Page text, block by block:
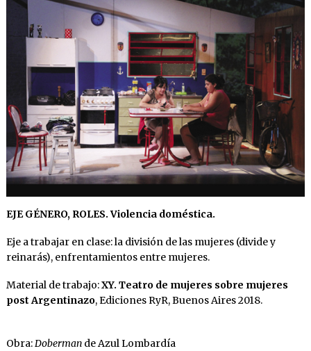
EJE GÉNERO, ROLES. Violencia doméstica.
Eje a trabajar en clase: la división de las mujeres (divide y
reinarás), enfrentamientos entre mujeres.
Material de trabajo:XY. Teatro de mujeres sobre mujeres
post Argentinazo, Ediciones RyR, Buenos Aires 2018.
Obra:Dobermande Azul Lombardía